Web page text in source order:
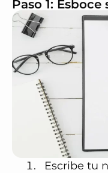
Paso 1:
Escribe tu